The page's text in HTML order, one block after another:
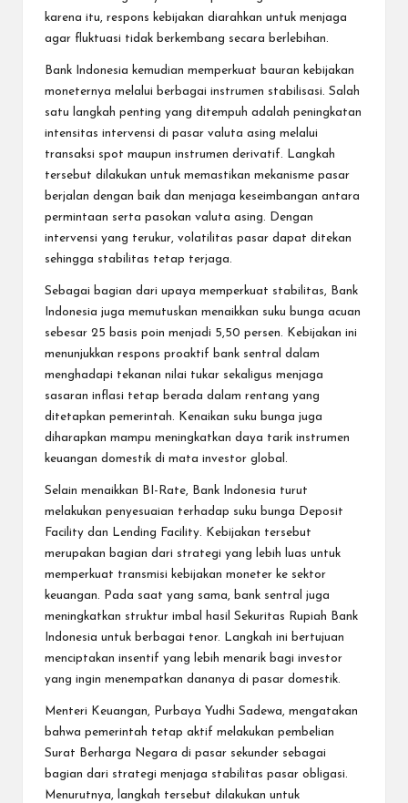
karena itu, respons kebijakan diarahkan untuk menjaga
agar fluktuasi tidak berkembang secara berlebihan.
Bank Indonesia kemudian memperkuat bauran kebijakan
moneternya melalui berbagai instrumen stabilisasi. Salah
satu langkah penting yang ditempuh adalah peningkatan
intensitas intervensi di pasar valuta asing melalui
transaksi spot maupun instrumen derivatif. Langkah
tersebut dilakukan untuk memastikan mekanisme pasar
berjalan dengan baik dan menjaga keseimbangan antara
permintaan serta pasokan valuta asing. Dengan
intervensi yang terukur, volatilitas pasar dapat ditekan
sehingga stabilitas tetap terjaga.
Sebagai bagian dari upaya memperkuat stabilitas, Bank
Indonesia juga memutuskan menaikkan suku bunga acuan
sebesar 25 basis poin menjadi 5,50 persen. Kebijakan ini
menunjukkan respons proaktif bank sentral dalam
menghadapi tekanan nilai tukar sekaligus menjaga
sasaran inflasi tetap berada dalam rentang yang
ditetapkan pemerintah. Kenaikan suku bunga juga
diharapkan mampu meningkatkan daya tarik instrumen
keuangan domestik di mata investor global.
Selain menaikkan BI-Rate, Bank Indonesia turut
melakukan penyesuaian terhadap suku bunga Deposit
Facility dan Lending Facility. Kebijakan tersebut
merupakan bagian dari strategi yang lebih luas untuk
memperkuat transmisi kebijakan moneter ke sektor
keuangan. Pada saat yang sama, bank sentral juga
meningkatkan struktur imbal hasil Sekuritas Rupiah Bank
Indonesia untuk berbagai tenor. Langkah ini bertujuan
menciptakan insentif yang lebih menarik bagi investor
yang ingin menempatkan dananya di pasar domestik.
Menteri Keuangan, Purbaya Yudhi Sadewa, mengatakan
bahwa pemerintah tetap aktif melakukan pembelian
Surat Berharga Negara di pasar sekunder sebagai
bagian dari strategi menjaga stabilitas pasar obligasi.
Menurutnya, langkah tersebut dilakukan untuk